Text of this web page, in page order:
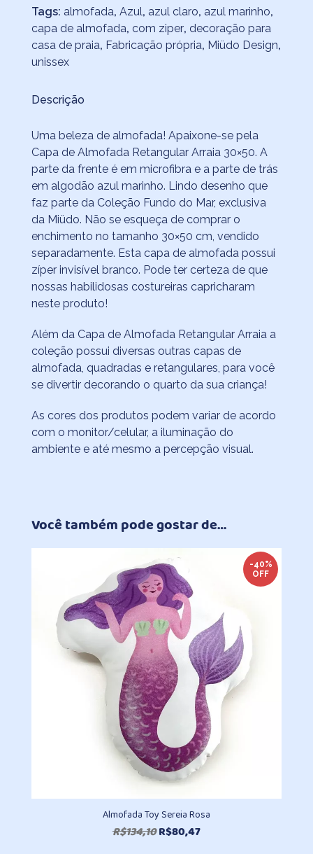
Tags: almofada, Azul, azul claro, azul marinho,
capa de almofada, com ziper, decoração para
casa de praia, Fabricação própria, Miüdo Design,
unissex
Descrição
Uma beleza de almofada! Apaixone-se pela
Capa de Almofada Retangular Arraia 30×50. A
parte da frente é em microfibra e a parte de trás
em algodão azul marinho. Lindo desenho que
faz parte da Coleção Fundo do Mar, exclusiva
da Miüdo. Não se esqueça de comprar o
enchimento no tamanho 30×50 cm, vendido
separadamente. Esta capa de almofada possui
zíper invisível branco. Pode ter certeza de que
nossas habilidosas costureiras capricharam
neste produto!
Além da Capa de Almofada Retangular Arraia a
coleção possui diversas outras capas de
almofada, quadradas e retangulares, para você
se divertir decorando o quarto da sua criança!
As cores dos produtos podem variar de acordo
com o monitor/celular, a iluminação do
ambiente e até mesmo a percepção visual.
Você também pode gostar de…
-40%
OFF
Almofada Toy Sereia Rosa
R$134,10O
R$80,47O